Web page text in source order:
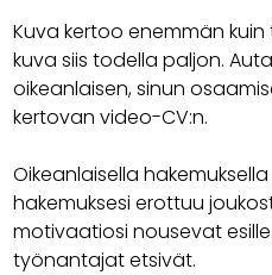
Kuva kertoo enemmän
kuva siis todella paljon.
oikeanlaisen, sinun
kertovan video-CV:n.
Oikeanlaisella
hakemuksesi erottuu
motivaatiosi nousevat
työnantajat etsivät.